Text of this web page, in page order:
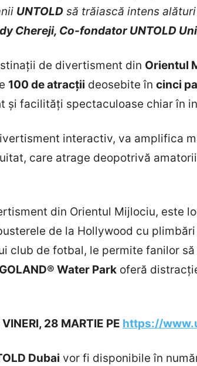
UNTOLD să trăiască intens
Chereji, Co-fondator UNTOLD
de divertisment din Orientul
100 de atracții deosebite în cinci
facilități spectaculoase chiar în
interactiv, va amplifica
care atrage deopotrivă
din Orientul Mijlociu, este
de la Hollywood cu
club de fotbal, le permite fanilor să
Water Park oferă
28 MARTIE PE https://
Dubai vor fi disponibile în